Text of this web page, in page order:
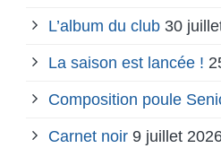
L’album du club 30
La saison est lancée !
Composition poule
Carnet noir 9 juillet